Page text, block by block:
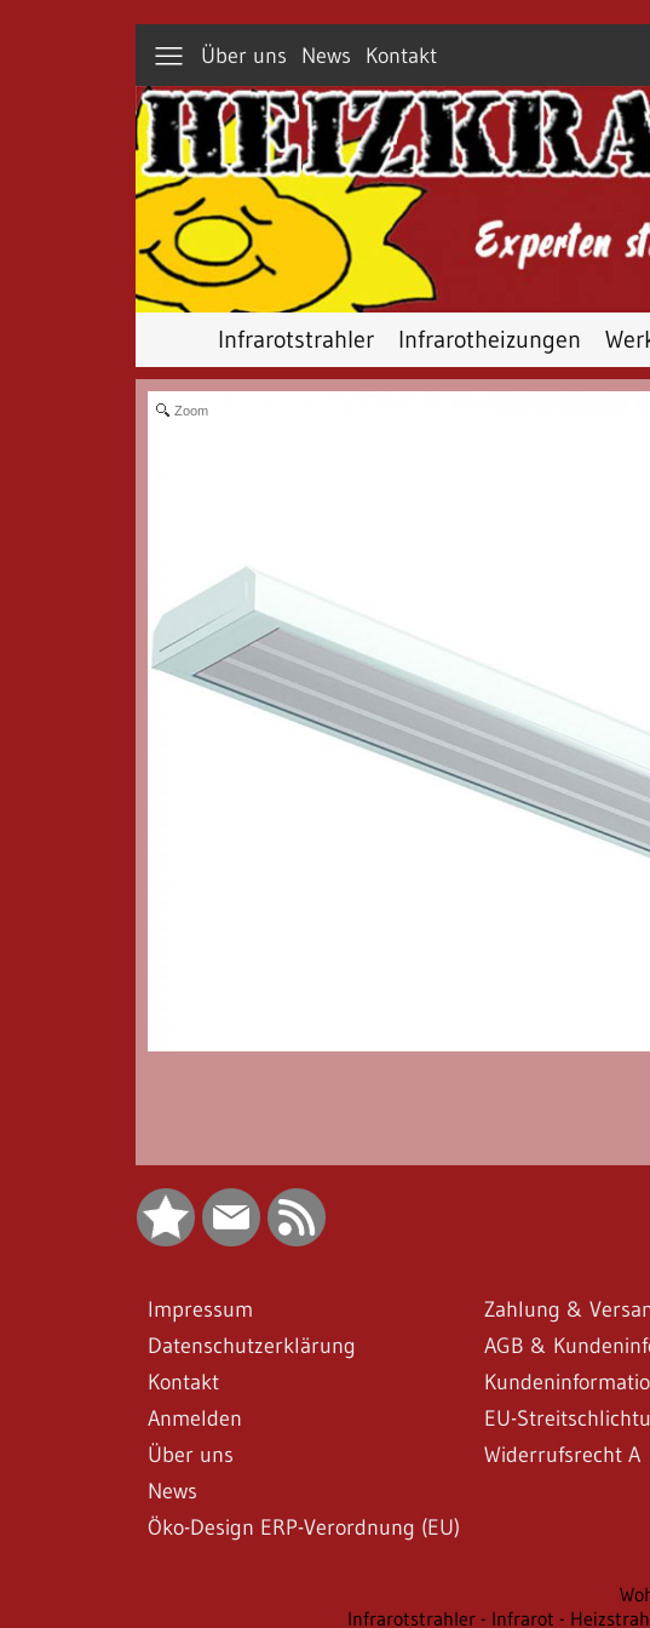
Über uns News Kontakt
Infrarotstrahler Infrarotheizungen
Zoom
Impressum
Datenschutzerklärung
Kontakt
Anmelden
Über uns
News
Öko-Design ERP-Verordnung (EU)
Zahlung &
AGB &
EU-
Widerrufsrecht A
Infrarotstrahler - Infrarot -